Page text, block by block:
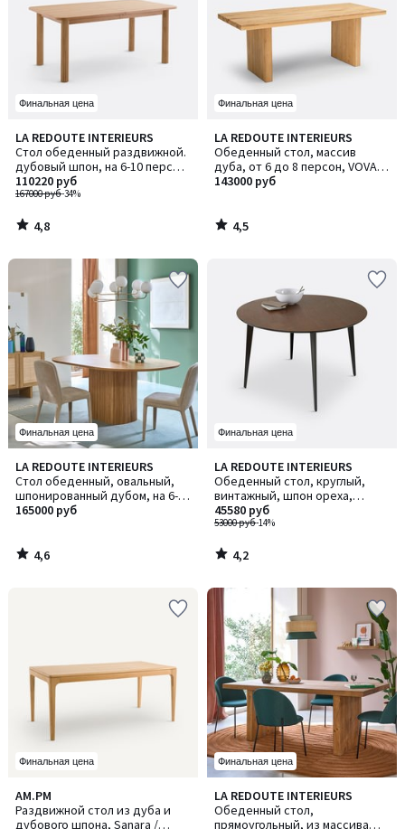
Финальная цена
LA REDOUTE INTERIEURS
Стол обеденный раздвижной.
дубовый шпон, на 6-10 персон,
DESNA / ДЕСНА
167000 руб-34%
110220 руб
4,8
/ 5
4,8
/
Финальная цена
LA REDOUTE INTERIEURS
Обеденный стол, массив
дуба, от 6 до 8 персон, VOVA /
ВОВА
143000 руб
4,5
/ 5
4,5
/
Финальная цена
LA REDOUTE INTERIEURS
Стол обеденный, овальный,
шпонированный дубом, на 6-8
персон, TAMULA / ТАМУЛА
165000 руб
4,6
/ 5
4,6
/
Финальная цена
LA REDOUTE INTERIEURS
Обеденный стол, круглый,
винтажный, шпон ореха,
WATFORD / ВОТФОРД
53000 руб-14%
45580 руб
4,2
/ 5
4,2
/
Финальная цена
AM.PM
Раздвижной стол из дуба и
дубового шпона, Sanara /
3,7
/ 5
Финальная цена
LA REDOUTE INTERIEURS
Обеденный стол,
прямоугольный, из массива
4,4
/ 5